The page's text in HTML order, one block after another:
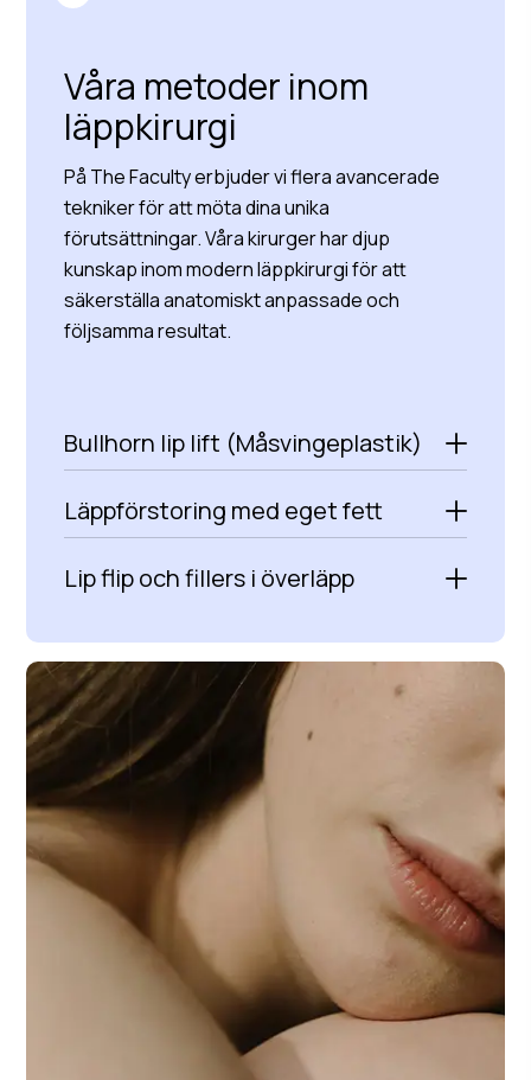
Våra metoder inom
läppkirurgi
På The Faculty erbjuder vi flera avancerade
tekniker för att möta dina unika
förutsättningar. Våra kirurger har djup
kunskap inom modern läppkirurgi för att
säkerställa anatomiskt anpassade och
följsamma resultat.
Bullhorn lip lift (Måsvingeplastik)
Läppförstoring med eget fett
Lip flip och fillers i överläpp